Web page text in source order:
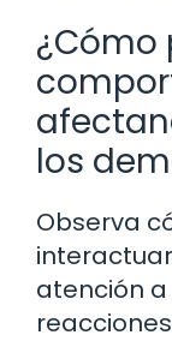
¿Cómo
los
Observa
atención